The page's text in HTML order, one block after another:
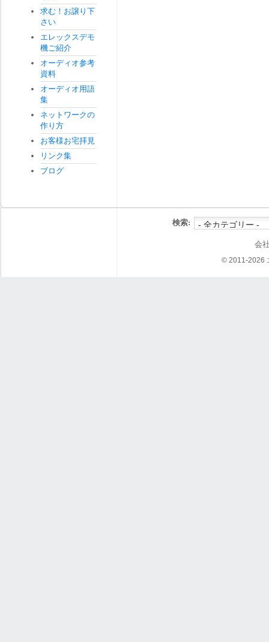
求む！お譲り下
さい
エレックスデモ
機ご紹介
オーディオ参考
資料
オーディオ用語
集
ネットワークの
作り方
お客様お宅拝見
リンク集
ブログ
検索:
会
© 2011-2026